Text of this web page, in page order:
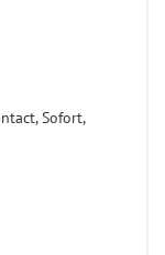
Sofort,